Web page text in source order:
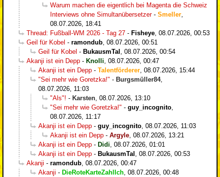
Warum machen die eigentlich bei Magenta die Schweiz
Interviews ohne Simultanübersetzer- Smeller
08.07.2026, 18:41
Thread: Fußball-WM 2026 - Tag 27 - Fisheye 08.07.2026, 00:53
Geil für Kobel - ramondub 08.07.2026, 00:51
Geil für Kobel - BukausmTal
08.07.2026, 00:54
Akanji ist ein Depp - Knolli 08.07.2026, 00:47
Akanji ist ein Depp - Talentförderer 08.07.2026, 15:44
"Sei mehr wie Goretzka!" - Burgsmüller84,
08.07.2026, 11:03
"Als"! - Karsten 08.07.2026, 13:10
"Sei mehr wie Goretzka!" - guy_incognito
08.07.2026, 11:17
Akanji ist ein Depp - guy_incognito 08.07.2026, 11:03
Akanji ist ein Depp - Argyle 08.07.2026, 13:21
Akanji ist ein Depp - Didi 08.07.2026, 01:01
Akanji ist ein Depp - BukausmTal
08.07.2026, 00:53
Akanji - ramondub 08.07.2026, 00:47
Akanji - DieRoteKarteZahlIch 08.07.2026, 00:48